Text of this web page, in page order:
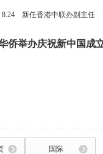
新任香港中联办副主任
侨举办庆祝新中国成
国际